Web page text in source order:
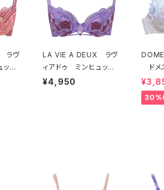
ラヴ
ッ
LA VIE A DEUX ラヴ
ィアドゥ ミンヒュッ
ゲ ブラジャー（ライラ
¥4,950
ドメ
ー モ
ブラジ
ト）